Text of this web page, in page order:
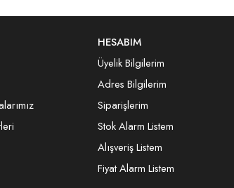
HESABIM
Üyelik Bilgilerim
Adres Bilgilerim
Siparişlerim
Stok Alarm Listem
Alışveriş Listem
Fiyat Alarm Listem